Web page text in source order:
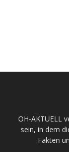
OH-AKTUELL
sein, in dem
Fakten